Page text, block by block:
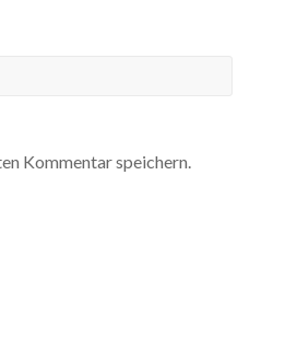
Kommentar speichern.